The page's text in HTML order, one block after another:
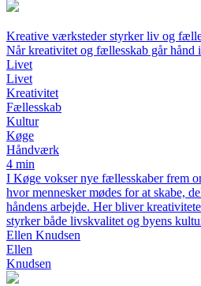
Kreative værksteder styrker liv og
Når kreativitet og fællesskab går hånd
Livet
Livet
Kreativitet
Fællesskab
Kultur
Køge
Håndværk
4 min
I Køge vokser nye fællesskaber frem
hvor mennesker mødes for at skabe,
håndens arbejde. Her bliver
styrker både livskvalitet og byens
Ellen Knudsen
Ellen
Knudsen